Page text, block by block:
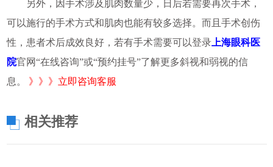
另外，因手术涉及肌肉数量少，日后若需要再次手术，
可以施行的手术方式和肌肉也能有较多选择。而且手术创伤
性，患者术后成效良好，若有手术需要可以登录上海眼科医
院官网“在线咨询”或“预约挂号”了解更多斜视和弱视的信
息。 》》》立即咨询客服
相关推荐